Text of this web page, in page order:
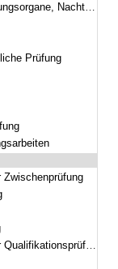
Nachteilsausgleich
Prüfung